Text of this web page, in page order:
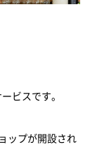
ビスです。
ップが開設され